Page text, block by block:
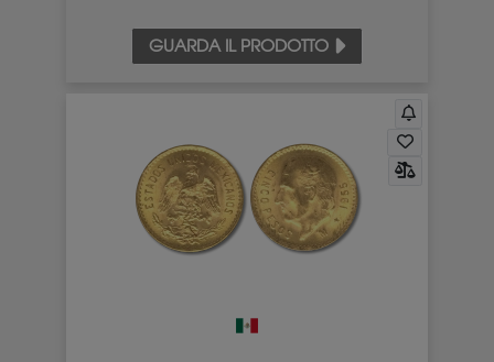
GUARDA IL PRODOTTO